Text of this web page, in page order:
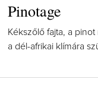
Pinotage
Kékszőlő fajta, a
a dél-afrikai klímára